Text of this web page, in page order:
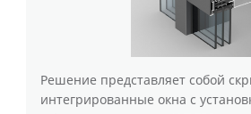
Решение представляет собой
интегрированные окна с